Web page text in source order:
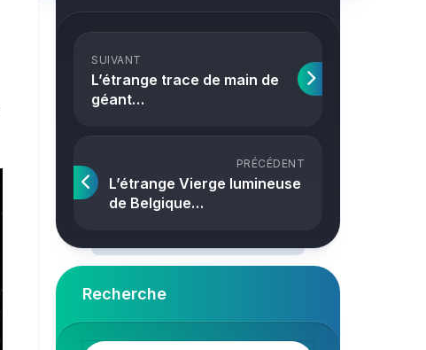
SUIVANT
L’étrange trace de main de
géant…
PRÉCÉDENT
L’étrange Vierge lumineuse
de Belgique…
Recherche